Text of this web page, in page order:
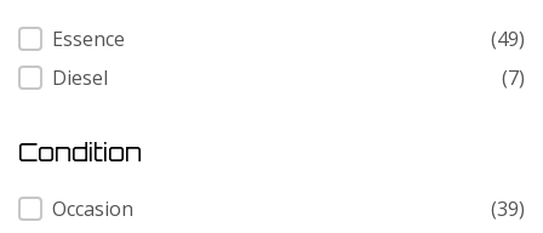
Carburant
Essence
(49)
Diesel
(7)
Condition
Condition
Occasion
(39)